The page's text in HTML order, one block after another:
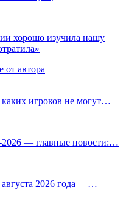
хорошо изучила нашу
от автора
игроков не могут…
— главные новости:…
августа 2026 года —…